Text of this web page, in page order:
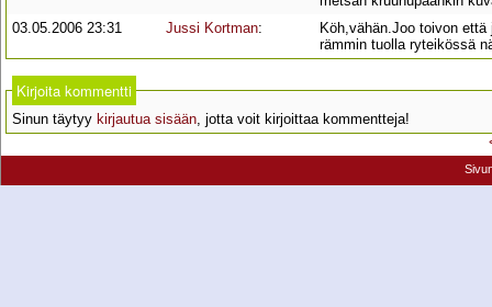
03.05.2006 23:31
Jussi Kortman:
Köh,vähän.Joo toivon
rämmin tuolla ryteikössä
Kirjoita kommentti
Sinun täytyy kirjautua sisään, jotta voit kirjoittaa kommentteja!